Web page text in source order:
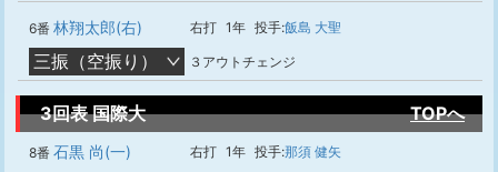
6番 林翔太郎(右) 右打 1年 投手:飯島 大聖
三振（空振り） ３アウトチェンジ
3回表 国際大 TOPへ
8番 石黒 尚(一) 右打 1年 投手:那須 健矢